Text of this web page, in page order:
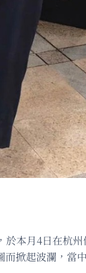
本月4日在杭
掀起波瀾，當